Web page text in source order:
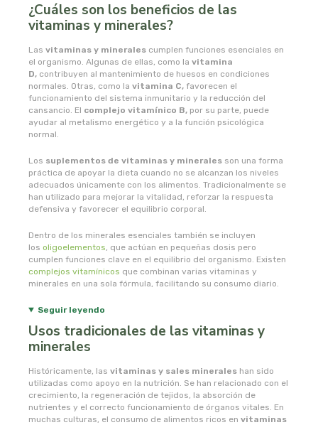
¿Cuáles son los beneficios de las
vitaminas y minerales?
Las vitaminas y minerales cumplen funciones esenciales en
el organismo. Algunas de ellas, como la vitamina
D, contribuyen al mantenimiento de huesos en condiciones
normales. Otras, como la vitamina C, favorecen el
funcionamiento del sistema inmunitario y la reducción del
cansancio. El complejo vitamínico B, por su parte, puede
ayudar al metalismo energético y a la función psicológica
normal.
Los suplementos de vitaminas y minerales son una forma
práctica de apoyar la dieta cuando no se alcanzan los niveles
adecuados únicamente con los alimentos. Tradicionalmente se
han utilizado para mejorar la vitalidad, reforzar la respuesta
defensiva y favorecer el equilibrio corporal.
Dentro de los minerales esenciales también se incluyen
los oligoelementos, que actúan en pequeñas dosis pero
cumplen funciones clave en el equilibrio del organismo. Existen
complejos vitamínicos que combinan varias vitaminas y
minerales en una sola fórmula, facilitando su consumo diario.
Seguir leyendo
Usos tradicionales de las vitaminas y
minerales
Históricamente, las vitaminas y sales minerales han sido
utilizadas como apoyo en la nutrición. Se han relacionado con el
crecimiento, la regeneración de tejidos, la absorción de
nutrientes y el correcto funcionamiento de órganos vitales. En
muchas culturas, el consumo de alimentos ricos en vitaminas
natur ozone
naturabio
naturata
naturbrush
naturcid
naturcosmetika
naturgreen
naturmil
natysal
nebula
nordics